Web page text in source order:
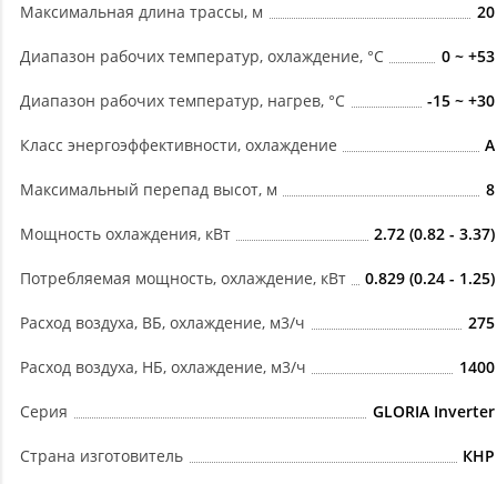
Максимальная длина трассы, м 20
Диапазон рабочих температур, охлаждение, °C 0 ~ +53
Диапазон рабочих температур, нагрев, °C -15 ~ +30
Класс энергоэффективности, охлаждение A
Максимальный перепад высот, м 8
Мощность охлаждения, кВт 2.72 (0.82 - 3.37)
Потребляемая мощность, охлаждение, кВт 0.829 (0.24 - 1.25)
Расход воздуха, ВБ, охлаждение, м3/ч 275
Расход воздуха, НБ, охлаждение, м3/ч 1400
Серия GLORIA Inverter
Страна изготовитель КНР